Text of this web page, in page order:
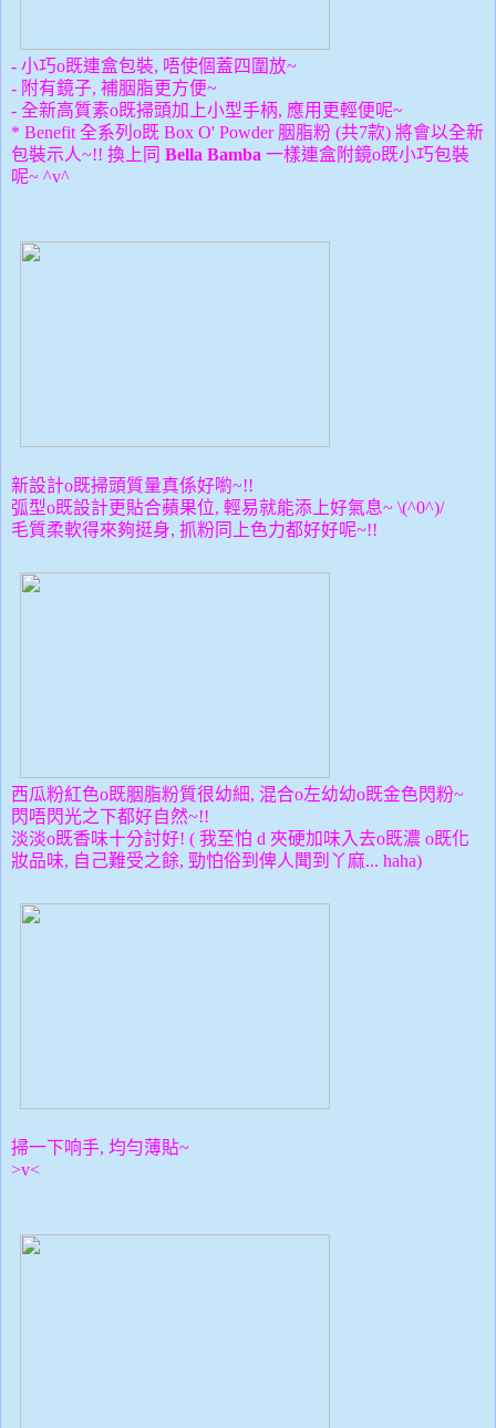
- 小巧o既連盒包裝, 唔使個蓋四圍放~
- 附有鏡子, 補胭脂更方便~
- 全新高質素o既掃頭加上小型手柄, 應用更輕便呢~
* Benefit 全系列o既 Box O' Powder 胭脂粉 (共7款) 將會以全新
包裝示人~!! 換上同 Bella Bamba 一樣連盒附鏡o既小巧包裝
呢~ ^v^
新設計o既掃頭質量真係好喲~!!
弧型o既設計更貼合蘋果位, 輕易就能添上好氣息~ \(^0^)/
毛質柔軟得來夠挺身, 抓粉同上色力都好好呢~!!
西瓜粉紅色o既胭脂粉質很幼細, 混合o左幼幼o既金色閃粉~
閃唔閃光之下都好自然~!!
淡淡o既香味十分討好! ( 我至怕 d 夾硬加味入去o既濃 o既化
妝品味, 自己難受之餘, 勁怕俗到俾人聞到丫麻... haha)
掃一下响手, 均勻薄貼~
>v<